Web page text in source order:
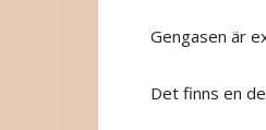
Gengasen är
Det finns en